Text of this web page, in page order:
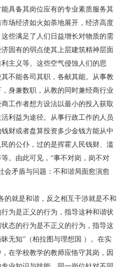
具备其岗位应有的专业素质服务其
场经济如火如荼地展开，经济高度
些满足了人们日益增长对物质的需
固有的弱点使其上层建筑精神层面
主义等。这些空气侵蚀人们的思
不能各司其职，各献其能。从事教
身兼数职，从教的同时兼经商行业
工作者想方设法以最小的投入获取
利益为途径。从事行政工作的人员
财或者盘算投资多少金钱方能从中
的公仆，过的是挥霍人民钱财、滥
。由此可见，“事不对岗，岗不对
会矛盾与问题：不和谐局面愈演愈
就是和谐，反之相互干涉就是不和
为是正义的行为，指导这种和谐状
态的行为是不正义的行为，指导这
无知”（柏拉图与理想国 ）。在实
在学校教学的教师应恪守其岗，因